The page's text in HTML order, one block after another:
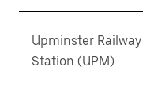
Upminster Railway
Station (UPM)